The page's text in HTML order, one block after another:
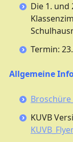
Die 1. und
Termin:
Allgemeine
KUVB